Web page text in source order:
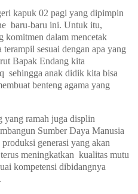
kapuk 02 pagi yang dipimpin
baru-baru ini. Untuk itu,
komitmen dalam mencetak
terampil sesuai dengan apa yang
Bapak Endang kita
sehingga anak didik kita bisa
benteng agama yang
yang ramah juga displin
Sumber Daya Manusia
generasi yang akan
meningkatkan kualitas mutu
kompetensi dibidangnya